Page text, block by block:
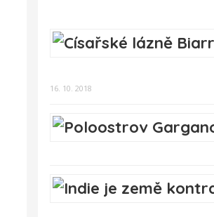
16. 10. 2018